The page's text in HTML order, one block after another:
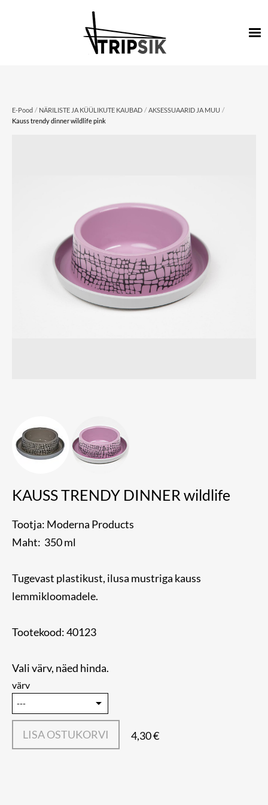
E-Pood / NÄRILISTE JA KÜÜLIKUTE KAUBAD / AKSESSUAARID JA MUU /
Kauss trendy dinner wildlife pink
KAUSS TRENDY DINNER wildlife
Tootja: Moderna Products
Maht: 350 ml
Tugevast plastikust, ilusa mustriga kauss
lemmikloomadele.
Tootekood: 40123
Vali värv, näed hinda.
värv
LISA OSTUKORVI 4,30 €